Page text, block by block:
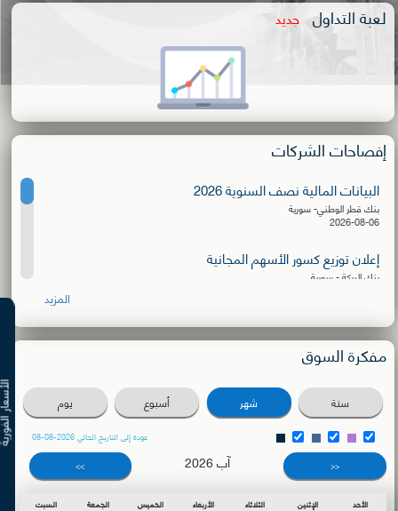
لعبة التداول جديد
إفصاحات الشركات
البيانات المالية نصف السنوية 2026
بنك قطر الوطني- سورية
2026-08-06
إعلان توزيع كسور الأسهم المجانية
بنك البركة - سورية
البيانات المالية نصف السنوية 2026
الشركة الأهلية للنقل
2026-08-03
دعوة للترشح لعضوية مجلس الإدارة
بنك سورية والمهجر
2026-08-02
دعوة اجتماع الهيئة العامة العادية
بنك البركة - سورية
المزيد
مفكرة السوق
سنة شهر أسبوع يوم
عودة إلى التاريخ الحالي 2026-08-08
<<
آب 2026 >>
الأحد الإثنين الثلاثاء الأربعاء الخميس الجمعة السبت